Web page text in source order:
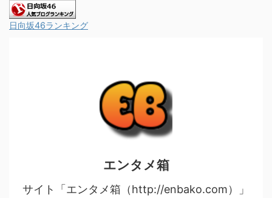
日向坂46ランキング
エンタメ箱
サイト「エンタメ箱（http://enbako.com）」